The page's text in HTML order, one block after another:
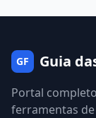
GF Guia
Portal
ferramentas